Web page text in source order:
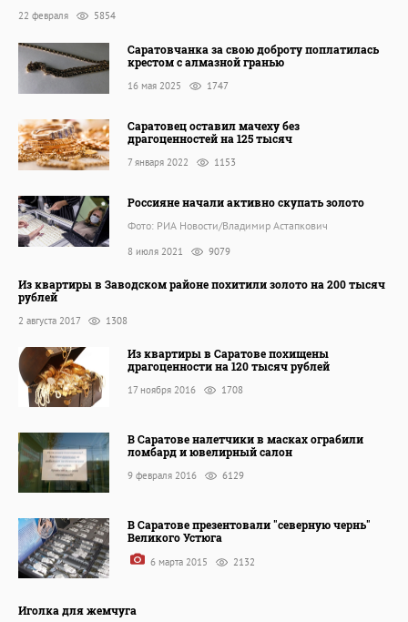
22 февраля 5854
Саратовчанка за свою доброту поплатилась
крестом с алмазной гранью
16 мая 2025 1747
Саратовец оставил мачеху без
драгоценностей на 125 тысяч
7 января 2022 1153
Россияне начали активно скупать золото
Фото: РИА Новости/Владимир Астапкович
8 июля 2021 9079
Из квартиры в Заводском районе похитили золото на 200 тысяч
рублей
2 августа 2017 1308
Из квартиры в Саратове похищены
драгоценности на 120 тысяч рублей
17 ноября 2016 1708
В Саратове налетчики в масках ограбили
ломбард и ювелирный салон
9 февраля 2016 6129
В Саратове презентовали "северную чернь"
Великого Устюга
6 марта 2015 2132
Иголка для жемчуга